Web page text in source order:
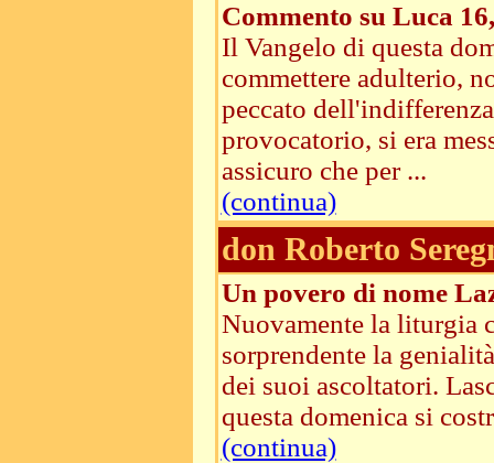
Commento su Luca
Il Vangelo di questa
commettere adulterio,
peccato
provocatorio, si era
assicuro che per ...
(continua)
don Roberto
Un povero di nome
Nuovamente la liturgia
sorprendente la
dei suoi ascoltatori.
questa domenica si
(continua)